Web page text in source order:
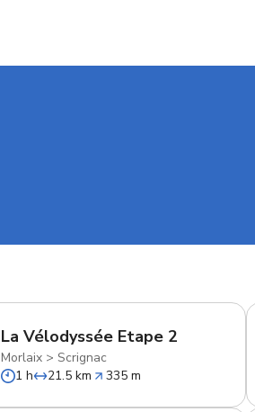
La Vélodyssée Etape 2
Morlaix> Scrignac
1 h
21.5 km 335 m